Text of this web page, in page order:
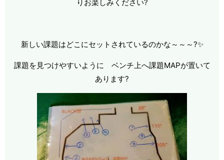
りお楽しみください?
新しい課題はどこにセットされているのかな～～～?✨
課題を見つけやすいように ベンチ上へ課題MAPが置いて
あります?